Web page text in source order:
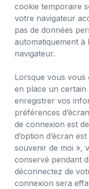
cookie temporaire
votre navigateur
pas de données
automatiquement
navigateur.
Lorsque vous
en place un
enregistrer vos
préférences
de connexion est
d’option d’écran
souvenir de moi »,
conservé pendant
déconnectez de
connexion sera